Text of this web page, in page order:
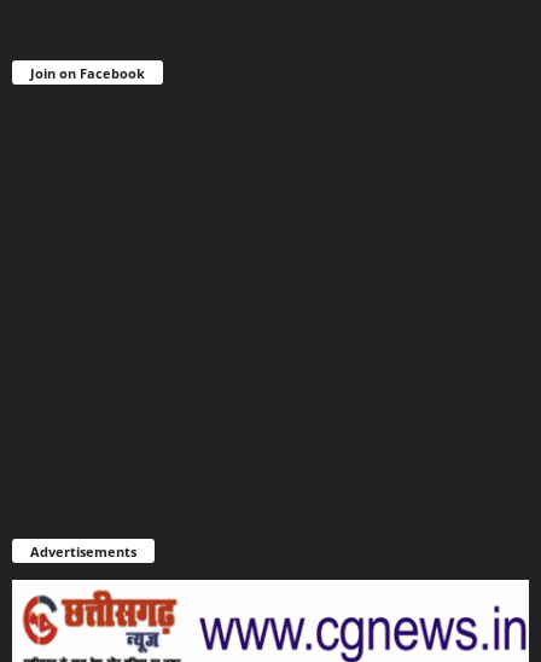
Join on Facebook
Advertisements